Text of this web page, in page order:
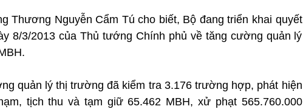
Thương Nguyễn Cẩm Tú cho biết, Bộ đang triển khai quyết
8/3/2013 của Thủ tướng Chính phủ về tăng cường quản lý
quản lý thị trường đã kiểm tra 3.176 trường hợp, phát hiện
tịch thu và tạm giữ 65.462 MBH, xử phạt 565.760.000